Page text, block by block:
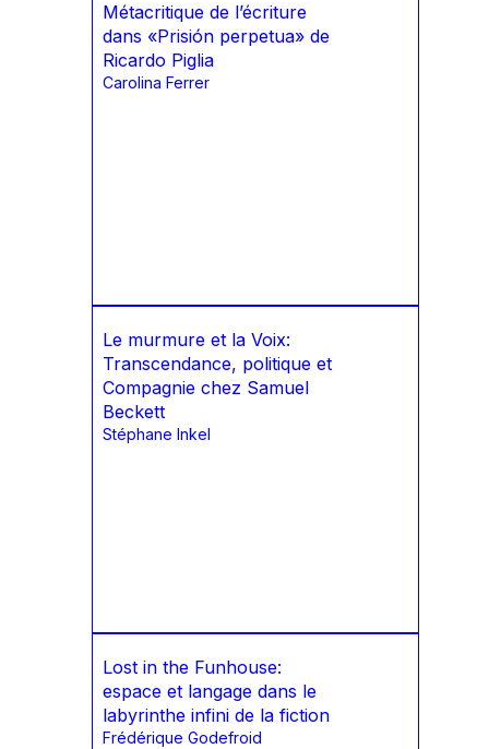
Métacritique de l’écriture
dans «Prisión perpetua» de
Ricardo Piglia
Carolina Ferrer
Le murmure et la Voix:
Transcendance, politique et
Compagnie chez Samuel
Beckett
Stéphane Inkel
Lost in the Funhouse:
espace et langage dans le
labyrinthe infini de la fiction
Frédérique Godefroid